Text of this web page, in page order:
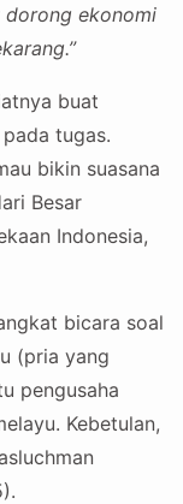
dorong ekonomi
buat
tugas.
bikin suasana
Besar
Indonesia,
bicara soal
(pria yang
pengusaha
Kebetulan,